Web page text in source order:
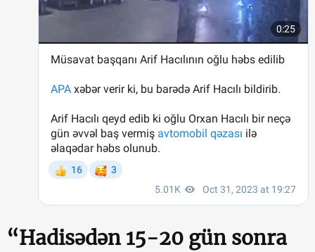
“Hadisədən 15-20 gün sonra